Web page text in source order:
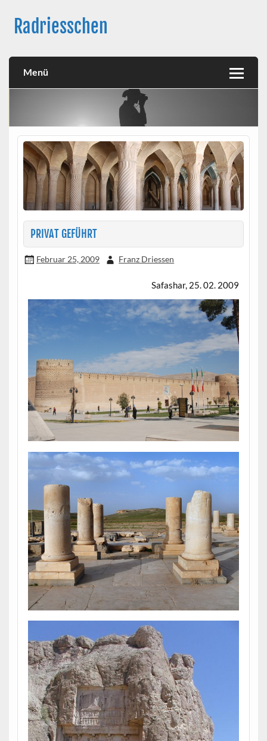
contentRadriesschen
Menü
PRIVAT GEFÜHRT
Februar 25, 2009 Franz Driessen
Safashar, 25. 02. 2009